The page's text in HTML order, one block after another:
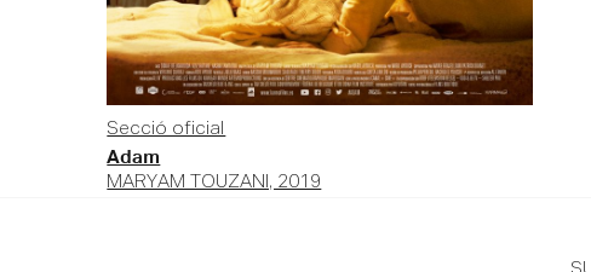
Secció oficial
Adam
MARYAM TOUZANI, 2019